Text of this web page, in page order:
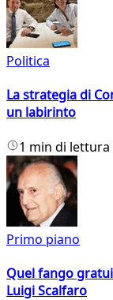
Politica
La strategia di
un labirinto
1 min di lettura
Primo piano
Quel fango
Luigi Scalfaro